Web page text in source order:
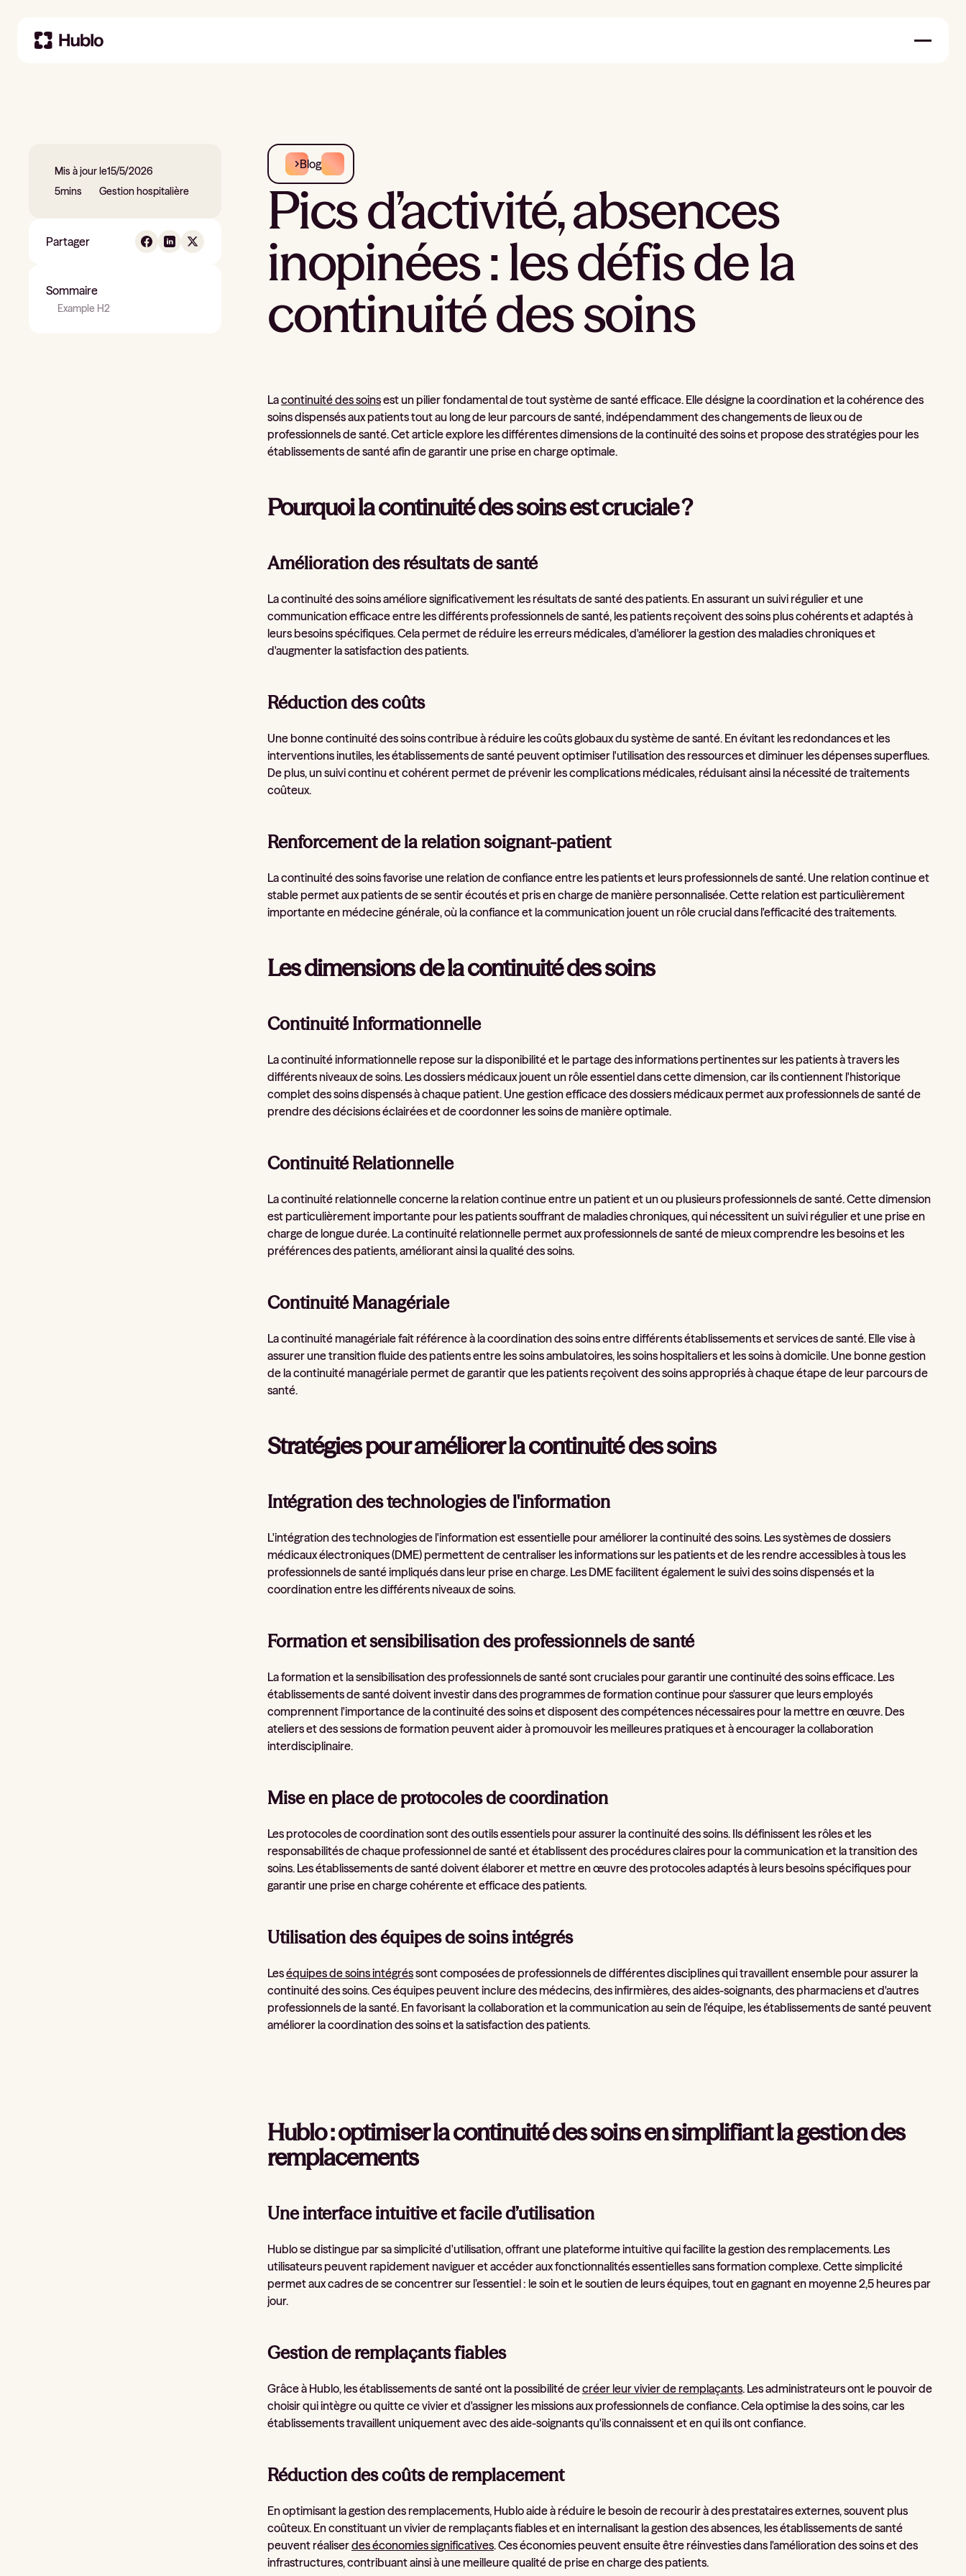
Mis à jour le15/5/2026
5mins Gestion hospitalière
Partager
Sommaire
Example H2
Blog
Pics d’activité, absences
inopinées : les défis de la
continuité des soins
Lacontinuité des soinsest un pilier fondamental de tout système de santé efficace. Elle désigne la coordination et la cohérence des
soins dispensés aux patients tout au long de leur parcours de santé, indépendamment des changements de lieux ou de
professionnels de santé. Cet article explore les différentes dimensions de la continuité des soins et propose des stratégies pour les
établissements de santé afin de garantir une prise en charge optimale.
Pourquoi la continuité des soins est cruciale ?
Amélioration des résultats de santé
La continuité des soins améliore significativement les résultats de santé des patients. En assurant un suivi régulier et une
communication efficace entre les différents professionnels de santé, les patients reçoivent des soins plus cohérents et adaptés à
leurs besoins spécifiques. Cela permet de réduire les erreurs médicales, d'améliorer la gestion des maladies chroniques et
d'augmenter la satisfaction des patients.
Réduction des coûts
Une bonne continuité des soins contribue à réduire les coûts globaux du système de santé. En évitant les redondances et les
interventions inutiles, les établissements de santé peuvent optimiser l'utilisation des ressources et diminuer les dépenses superflues.
De plus, un suivi continu et cohérent permet de prévenir les complications médicales, réduisant ainsi la nécessité de traitements
coûteux.
Renforcement de la relation soignant-patient
La continuité des soins favorise une relation de confiance entre les patients et leurs professionnels de santé. Une relation continue et
stable permet aux patients de se sentir écoutés et pris en charge de manière personnalisée. Cette relation est particulièrement
importante en médecine générale, où la confiance et la communication jouent un rôle crucial dans l'efficacité des traitements.
Les dimensions de la continuité des soins
Continuité Informationnelle
La continuité informationnelle repose sur la disponibilité et le partage des informations pertinentes sur les patients à travers les
différents niveaux de soins. Les dossiers médicaux jouent un rôle essentiel dans cette dimension, car ils contiennent l'historique
complet des soins dispensés à chaque patient. Une gestion efficace des dossiers médicaux permet aux professionnels de santé de
prendre des décisions éclairées et de coordonner les soins de manière optimale.
Continuité Relationnelle
La continuité relationnelle concerne la relation continue entre un patient et un ou plusieurs professionnels de santé. Cette dimension
est particulièrement importante pour les patients souffrant de maladies chroniques, qui nécessitent un suivi régulier et une prise en
charge de longue durée. La continuité relationnelle permet aux professionnels de santé de mieux comprendre les besoins et les
préférences des patients, améliorant ainsi la qualité des soins.
Continuité Managériale
La continuité managériale fait référence à la coordination des soins entre différents établissements et services de santé. Elle vise à
assurer une transition fluide des patients entre les soins ambulatoires, les soins hospitaliers et les soins à domicile. Une bonne gestion
de la continuité managériale permet de garantir que les patients reçoivent des soins appropriés à chaque étape de leur parcours de
santé.
Stratégies pour améliorer la continuité des soins
Intégration des technologies de l'information
L'intégration des technologies de l'information est essentielle pour améliorer la continuité des soins. Les systèmes de dossiers
médicaux électroniques (DME) permettent de centraliser les informations sur les patients et de les rendre accessibles à tous les
professionnels de santé impliqués dans leur prise en charge. Les DME facilitent également le suivi des soins dispensés et la
coordination entre les différents niveaux de soins.
Formation et sensibilisation des professionnels de santé
La formation et la sensibilisation des professionnels de santé sont cruciales pour garantir une continuité des soins efficace. Les
établissements de santé doivent investir dans des programmes de formation continue pour s'assurer que leurs employés
comprennent l'importance de la continuité des soins et disposent des compétences nécessaires pour la mettre en œuvre. Des
ateliers et des sessions de formation peuvent aider à promouvoir les meilleures pratiques et à encourager la collaboration
interdisciplinaire.
Mise en place de protocoles de coordination
Les protocoles de coordination sont des outils essentiels pour assurer la continuité des soins. Ils définissent les rôles et les
responsabilités de chaque professionnel de santé et établissent des procédures claires pour la communication et la transition des
soins. Les établissements de santé doivent élaborer et mettre en œuvre des protocoles adaptés à leurs besoins spécifiques pour
garantir une prise en charge cohérente et efficace des patients.
Utilisation des équipes de soins intégrés
Leséquipes de soins intégréssont composées de professionnels de différentes disciplines qui travaillent ensemble pour assurer la
continuité des soins. Ces équipes peuvent inclure des médecins, des infirmières, des aides-soignants, des pharmaciens et d'autres
professionnels de la santé. En favorisant la collaboration et la communication au sein de l'équipe, les établissements de santé peuvent
améliorer la coordination des soins et la satisfaction des patients.
Hublo : optimiser la continuité des soins en simplifiant la gestion des
remplacements
Une interface intuitive et facile d’utilisation
Hublo se distingue par sa simplicité d'utilisation, offrant une plateforme intuitive qui facilite la gestion des remplacements. Les
utilisateurs peuvent rapidement naviguer et accéder aux fonctionnalités essentielles sans formation complexe. Cette simplicité
permet aux cadres de se concentrer sur l’essentiel : le soin et le soutien de leurs équipes, tout en gagnant en moyenne 2,5 heures par
jour.
Gestion de remplaçants fiables
Grâce à Hublo, les établissements de santé ont la possibilité decréer leur vivier de remplaçants. Les administrateurs ont le pouvoir de
choisir qui intègre ou quitte ce vivier et d'assigner les missions aux professionnels de confiance. Cela optimise la des soins, car les
établissements travaillent uniquement avec des aide-soignants qu'ils connaissent et en qui ils ont confiance.
Réduction des coûts de remplacement
En optimisant la gestion des remplacements, Hublo aide à réduire le besoin de recourir à des prestataires externes, souvent plus
coûteux. En constituant un vivier de remplaçants fiables et en internalisant la gestion des absences, les établissements de santé
peuvent réaliserdes économies significatives. Ces économies peuvent ensuite être réinvesties dans l'amélioration des soins et des
infrastructures, contribuant ainsi à une meilleure qualité de prise en charge des patients.